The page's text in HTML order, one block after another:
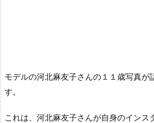
モデルの河北麻友子さんの１１歳写真が
す。
これは、河北麻友子さんが自身のインス